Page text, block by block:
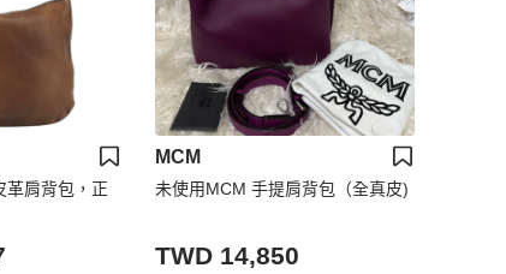
革肩背包，正
MCM
未使用MCM 手提肩背包（全真皮)
TWD 14,850